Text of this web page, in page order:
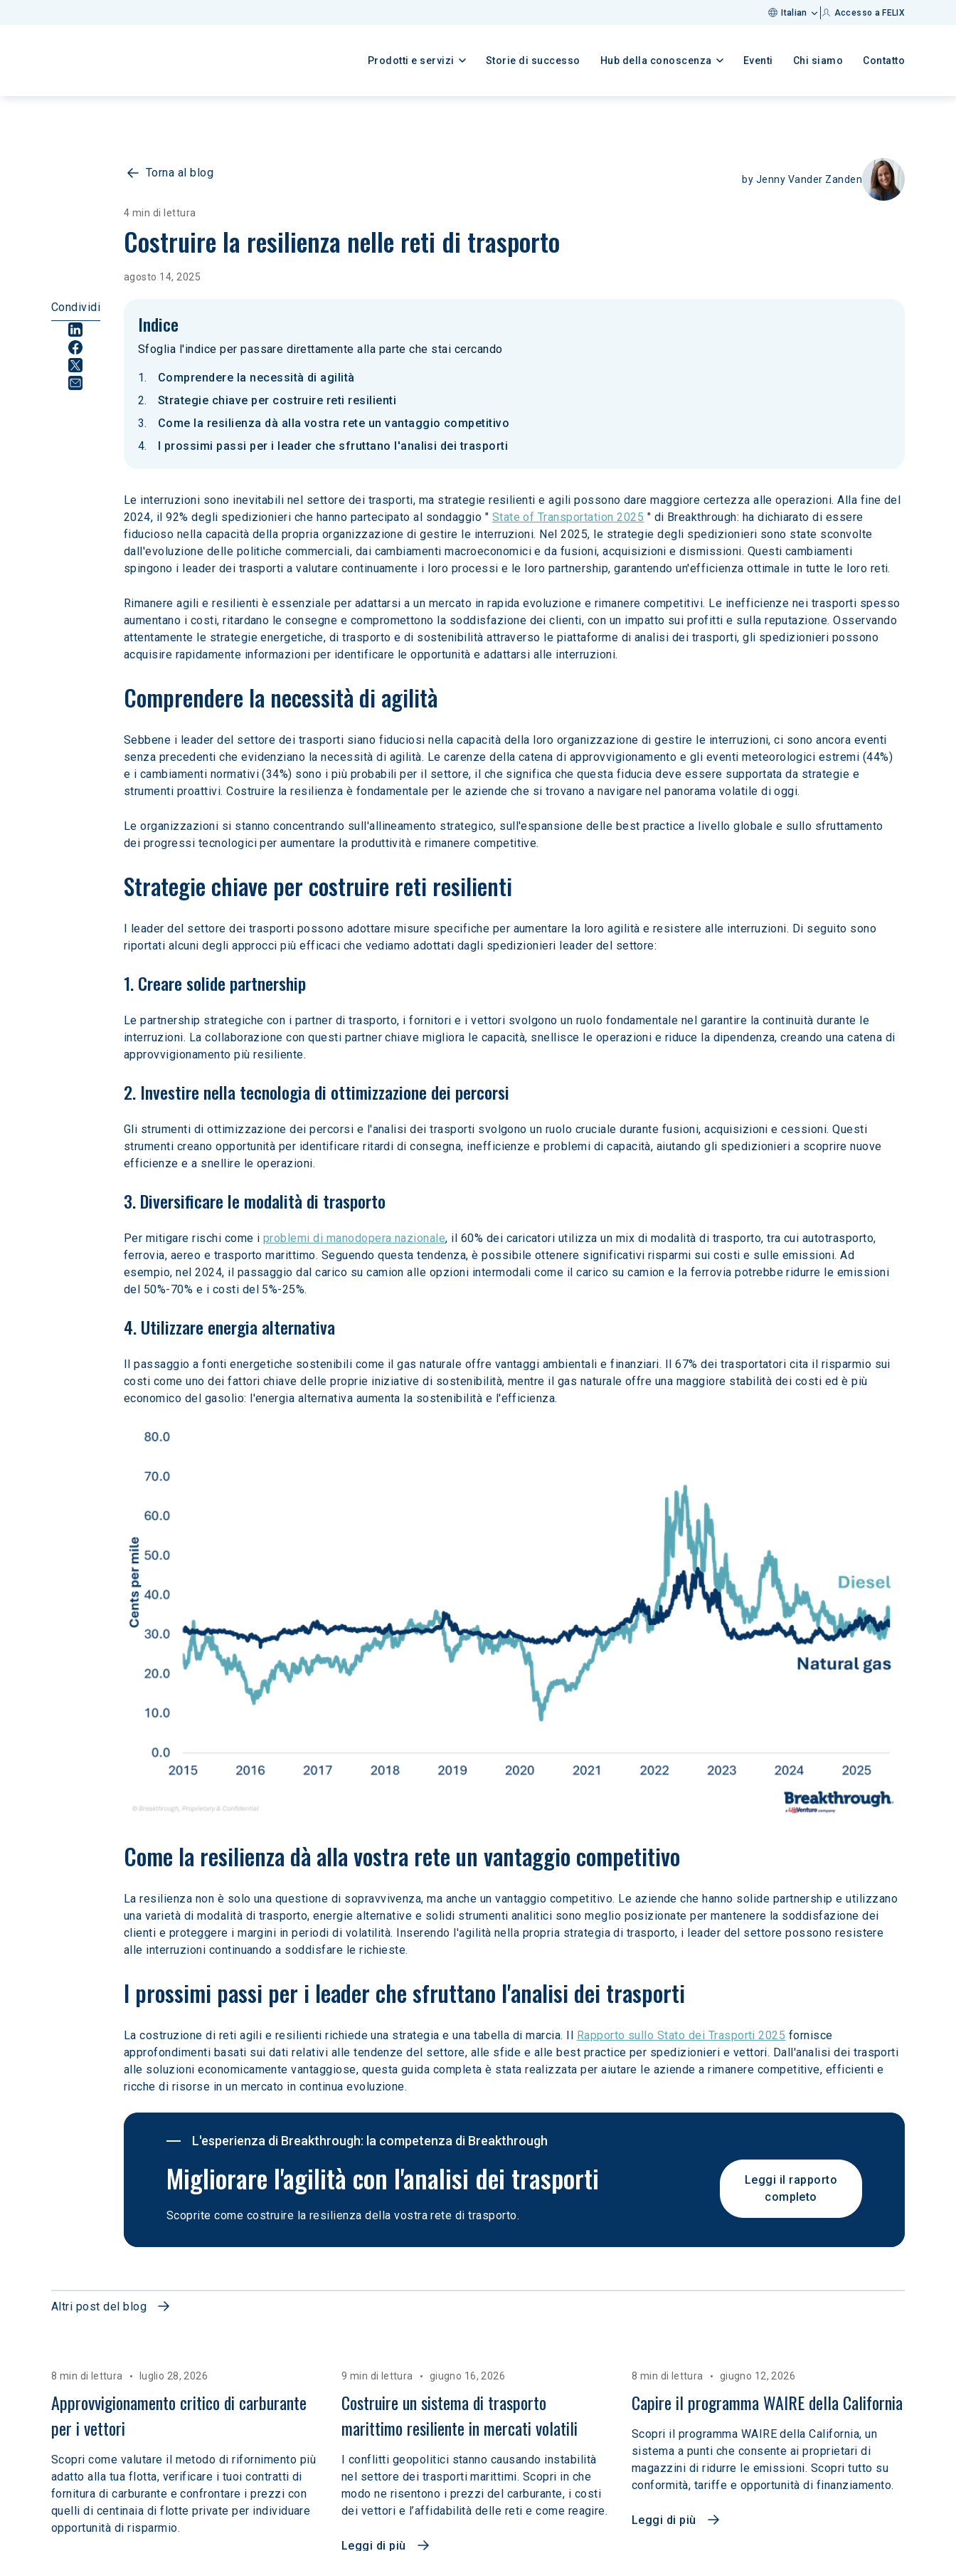
Italian Accesso a FELIX
Prodotti e servizi Storie di successo Hub della conoscenza Eventi Chi siamo Contatto
Torna al blog by Jenny Vander Zanden
4 min di lettura
Costruire la resilienza nelle reti di trasporto
agosto 14, 2025
Condividi
Indice
Sfoglia l'indice per passare direttamente alla parte che stai cercando
Comprendere la necessità di agilità
Strategie chiave per costruire reti resilienti
Come la resilienza dà alla vostra rete un vantaggio competitivo
I prossimi passi per i leader che sfruttano l'analisi dei trasporti
Le interruzioni sono inevitabili nel settore dei trasporti, ma strategie resilienti e agili possono dare maggiore certezza alle operazioni. Alla fine del
2024, il 92% degli spedizionieri che hanno partecipato al sondaggio " State of Transportation 2025 " di Breakthrough: ha dichiarato di essere
fiducioso nella capacità della propria organizzazione di gestire le interruzioni. Nel 2025, le strategie degli spedizionieri sono state sconvolte
dall'evoluzione delle politiche commerciali, dai cambiamenti macroeconomici e da fusioni, acquisizioni e dismissioni. Questi cambiamenti
spingono i leader dei trasporti a valutare continuamente i loro processi e le loro partnership, garantendo un'efficienza ottimale in tutte le loro reti.
Rimanere agili e resilienti è essenziale per adattarsi a un mercato in rapida evoluzione e rimanere competitivi. Le inefficienze nei trasporti spesso
aumentano i costi, ritardano le consegne e compromettono la soddisfazione dei clienti, con un impatto sui profitti e sulla reputazione. Osservando
attentamente le strategie energetiche, di trasporto e di sostenibilità attraverso le piattaforme di analisi dei trasporti, gli spedizionieri possono
acquisire rapidamente informazioni per identificare le opportunità e adattarsi alle interruzioni.
Comprendere la necessità di agilità
Sebbene i leader del settore dei trasporti siano fiduciosi nella capacità della loro organizzazione di gestire le interruzioni, ci sono ancora eventi
senza precedenti che evidenziano la necessità di agilità. Le carenze della catena di approvvigionamento e gli eventi meteorologici estremi (44%)
e i cambiamenti normativi (34%) sono i più probabili per il settore, il che significa che questa fiducia deve essere supportata da strategie e
strumenti proattivi. Costruire la resilienza è fondamentale per le aziende che si trovano a navigare nel panorama volatile di oggi.
Le organizzazioni si stanno concentrando sull'allineamento strategico, sull'espansione delle best practice a livello globale e sullo sfruttamento
dei progressi tecnologici per aumentare la produttività e rimanere competitive.
Strategie chiave per costruire reti resilienti
I leader del settore dei trasporti possono adottare misure specifiche per aumentare la loro agilità e resistere alle interruzioni. Di seguito sono
riportati alcuni degli approcci più efficaci che vediamo adottati dagli spedizionieri leader del settore:
1. Creare solide partnership
Le partnership strategiche con i partner di trasporto, i fornitori e i vettori svolgono un ruolo fondamentale nel garantire la continuità durante le
interruzioni. La collaborazione con questi partner chiave migliora le capacità, snellisce le operazioni e riduce la dipendenza, creando una catena di
approvvigionamento più resiliente.
2. Investire nella tecnologia di ottimizzazione dei percorsi
Gli strumenti di ottimizzazione dei percorsi e l'analisi dei trasporti svolgono un ruolo cruciale durante fusioni, acquisizioni e cessioni. Questi
strumenti creano opportunità per identificare ritardi di consegna, inefficienze e problemi di capacità, aiutando gli spedizionieri a scoprire nuove
efficienze e a snellire le operazioni.
3. Diversificare le modalità di trasporto
Per mitigare rischi come i problemi di manodopera nazionale, il 60% dei caricatori utilizza un mix di modalità di trasporto, tra cui autotrasporto,
ferrovia, aereo e trasporto marittimo. Seguendo questa tendenza, è possibile ottenere significativi risparmi sui costi e sulle emissioni. Ad
esempio, nel 2024, il passaggio dal carico su camion alle opzioni intermodali come il carico su camion e la ferrovia potrebbe ridurre le emissioni
del 50%-70% e i costi del 5%-25%.
4. Utilizzare energia alternativa
Il passaggio a fonti energetiche sostenibili come il gas naturale offre vantaggi ambientali e finanziari. Il 67% dei trasportatori cita il risparmio sui
costi come uno dei fattori chiave delle proprie iniziative di sostenibilità, mentre il gas naturale offre una maggiore stabilità dei costi ed è più
economico del gasolio: l'energia alternativa aumenta la sostenibilità e l'efficienza.
Come la resilienza dà alla vostra rete un vantaggio competitivo
La resilienza non è solo una questione di sopravvivenza, ma anche un vantaggio competitivo. Le aziende che hanno solide partnership e utilizzano
una varietà di modalità di trasporto, energie alternative e solidi strumenti analitici sono meglio posizionate per mantenere la soddisfazione dei
clienti e proteggere i margini in periodi di volatilità. Inserendo l'agilità nella propria strategia di trasporto, i leader del settore possono resistere
alle interruzioni continuando a soddisfare le richieste.
I prossimi passi per i leader che sfruttano l'analisi dei trasporti
La costruzione di reti agili e resilienti richiede una strategia e una tabella di marcia. Il Rapporto sullo Stato dei Trasporti 2025 fornisce
approfondimenti basati sui dati relativi alle tendenze del settore, alle sfide e alle best practice per spedizionieri e vettori. Dall'analisi dei trasporti
alle soluzioni economicamente vantaggiose, questa guida completa è stata realizzata per aiutare le aziende a rimanere competitive, efficienti e
ricche di risorse in un mercato in continua evoluzione.
L'esperienza di Breakthrough: la competenza di Breakthrough
Migliorare l'agilità con l'analisi dei trasporti
Scoprite come costruire la resilienza della vostra rete di trasporto.
Leggi il rapporto
completo
Altri post del blog
8 min di lettura luglio 28, 2026
Approvvigionamento critico di carburante
per i vettori
Scopri come valutare il metodo di rifornimento più
adatto alla tua flotta, verificare i tuoi contratti di
fornitura di carburante e confrontare i prezzi con
quelli di centinaia di flotte private per individuare
opportunità di risparmio.
9 min di lettura giugno 16, 2026
Costruire un sistema di trasporto
marittimo resiliente in mercati volatili
I conflitti geopolitici stanno causando instabilità
nel settore dei trasporti marittimi. Scopri in che
modo ne risentono i prezzi del carburante, i costi
dei vettori e l’affidabilità delle reti e come reagire.
Leggi di più
8 min di lettura giugno 12, 2026
Capire il programma WAIRE della California
Scopri il programma WAIRE della California, un
sistema a punti che consente ai proprietari di
magazzini di ridurre le emissioni. Scopri tutto su
conformità, tariffe e opportunità di finanziamento.
Leggi di più